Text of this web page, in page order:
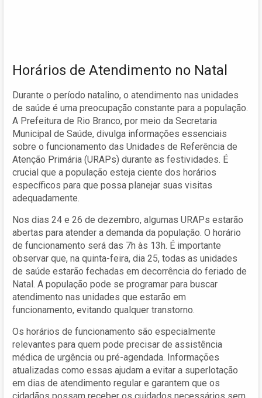
Horários de Atendimento no Natal
Durante o período natalino, o atendimento nas unidades
de saúde é uma preocupação constante para a população.
A Prefeitura de Rio Branco, por meio da Secretaria
Municipal de Saúde, divulga informações essenciais
sobre o funcionamento das Unidades de Referência de
Atenção Primária (URAPs) durante as festividades. É
crucial que a população esteja ciente dos horários
específicos para que possa planejar suas visitas
adequadamente.
Nos dias 24 e 26 de dezembro, algumas URAPs estarão
abertas para atender a demanda da população. O horário
de funcionamento será das 7h às 13h. É importante
observar que, na quinta-feira, dia 25, todas as unidades
de saúde estarão fechadas em decorrência do feriado de
Natal. A população pode se programar para buscar
atendimento nas unidades que estarão em
funcionamento, evitando qualquer transtorno.
Os horários de funcionamento são especialmente
relevantes para quem pode precisar de assistência
médica de urgência ou pré-agendada. Informações
atualizadas como essas ajudam a evitar a superlotação
em dias de atendimento regular e garantem que os
cidadãos possam receber os cuidados necessários sem